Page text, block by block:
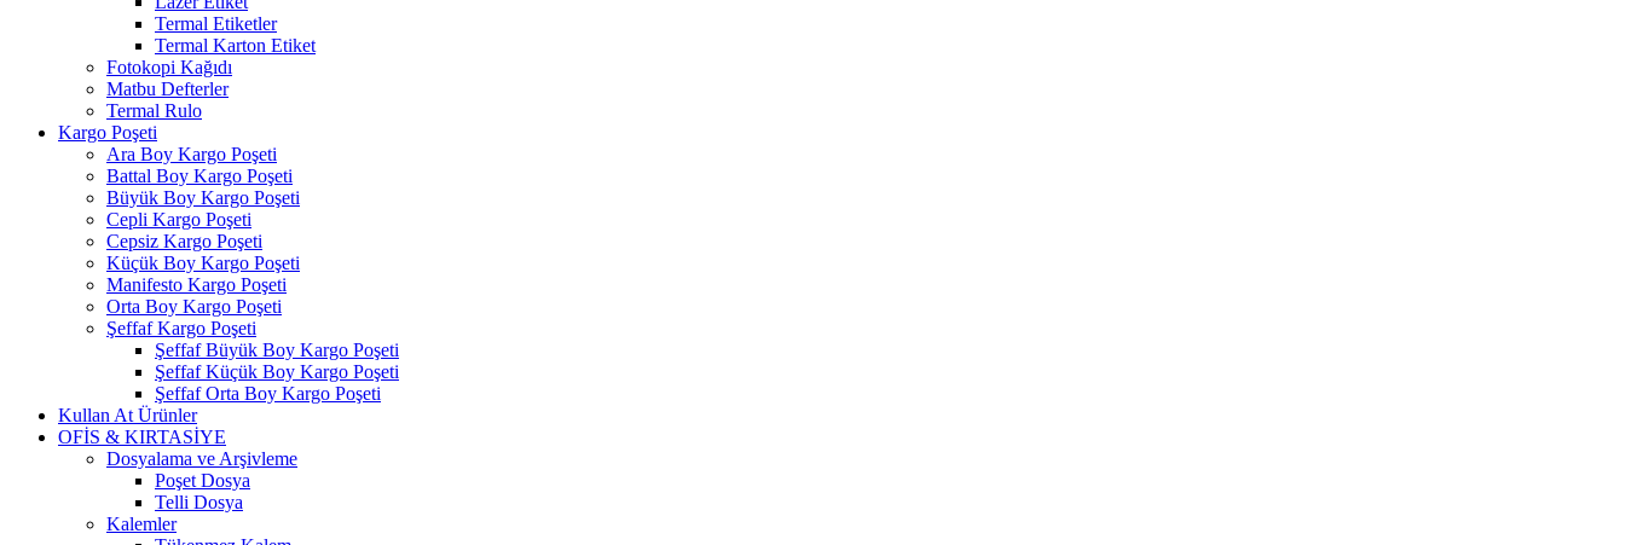
Termal Etiketler
Termal Karton Etiket
Fotokopi Kağıdı
Matbu Defterler
Termal Rulo
Kargo Poşeti
Ara Boy Kargo Poşeti
Battal Boy Kargo Poşeti
Büyük Boy Kargo Poşeti
Cepli Kargo Poşeti
Cepsiz Kargo Poşeti
Küçük Boy Kargo Poşeti
Manifesto Kargo Poşeti
Orta Boy Kargo Poşeti
Şeffaf Kargo Poşeti
Şeffaf Büyük Boy Kargo Poşeti
Şeffaf Küçük Boy Kargo Poşeti
Şeffaf Orta Boy Kargo Poşeti
Kullan At Ürünler
OFİS & KIRTASİYE
Dosyalama ve Arşivleme
Poşet Dosya
Telli Dosya
Kalemler